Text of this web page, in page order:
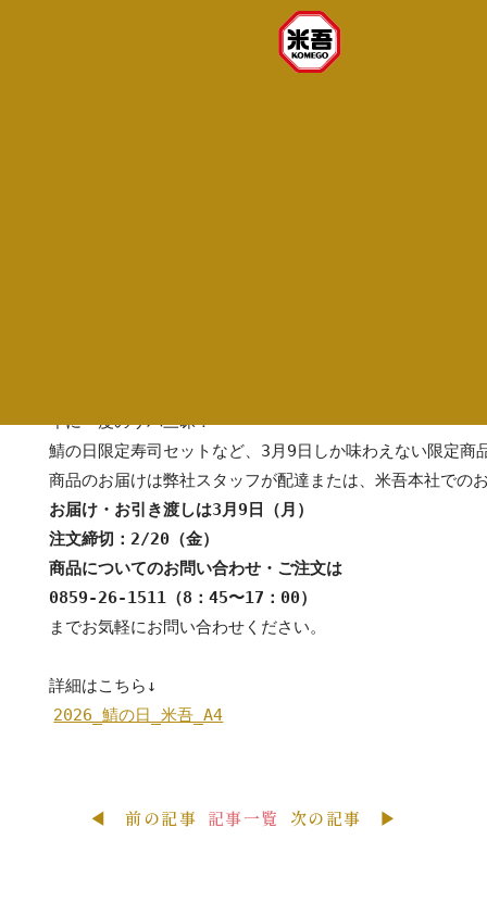
年に一度のサバ三昧！
鯖の日限定寿司セットなど、3月9日しか味わえない限定商
お届け・お引き渡しは3月9日（月）
注文締切：2/20（金）
商品についてのお問い合わせ・ご注文は
までお気軽にお問い合わせください。
2026_鯖の日_米吾_A4
◀ 前の記事 記事一覧 次の記事 ▶